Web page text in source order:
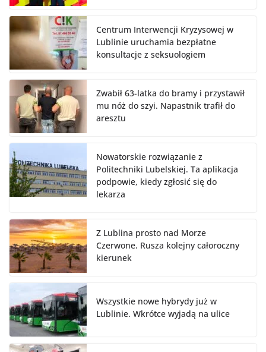
Centrum Interwencji Kryzysowej w
Lublinie uruchamia bezpłatne
konsultacje z seksuologiem
Zwabił 63-latka do bramy i przystawił
mu nóż do szyi. Napastnik trafił do
aresztu
Nowatorskie rozwiązanie z
Politechniki Lubelskiej. Ta aplikacja
podpowie, kiedy zgłosić się do
lekarza
Z Lublina prosto nad Morze
Czerwone. Rusza kolejny całoroczny
kierunek
Wszystkie nowe hybrydy już w
Lublinie. Wkrótce wyjadą na ulice